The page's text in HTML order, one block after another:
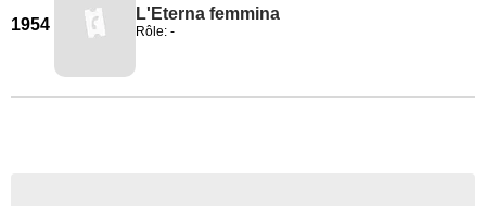
1954
L'Eterna femmina
Rôle: -